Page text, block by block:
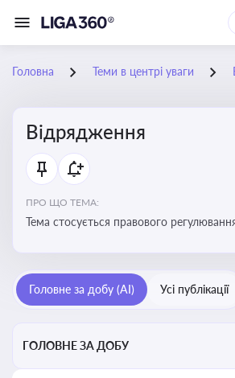
Головна Теми в центрі уваги
Відрядження
ПРО ЩО ТЕМА:
Тема стосується правового
Головне за добу (AI) Усі публікації
ГОЛОВНЕ ЗА ДОБУ